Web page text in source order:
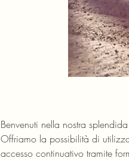
Benvenuti nella nostra
Offriamo la possibilità di
accesso continuativo tramite